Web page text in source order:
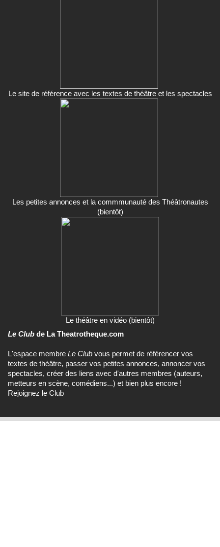
Le site de référence avec les textes de théâtre et les spectacles
Les petites annonces et la commmunauté des Théâtronautes
(bientôt)
Le théâtre en vidéo (bientôt)
Le Club de La Theatrotheque.com
L'espace membre Le Club vous permet de référencer vos
textes de théâtre, passer vos petites annonces, annoncer vos
spectacles, créer des liens avec d'autres membres (auteurs,
metteurs en scène, comédiens...) et bien plus encore !
Rejoignez le Club